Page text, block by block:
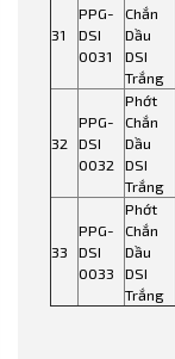
31
PPG-
DSI
0031
Chắn
Dầu
DSI
Trắng
32
PPG-
DSI
0032
Phớt
Chắn
Dầu
DSI
Trắng
33
PPG-
DSI
0033
Phớt
Chắn
Dầu
DSI
Trắng